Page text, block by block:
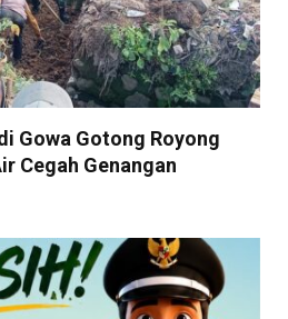
Gowa Gotong Royong
Cegah Genangan